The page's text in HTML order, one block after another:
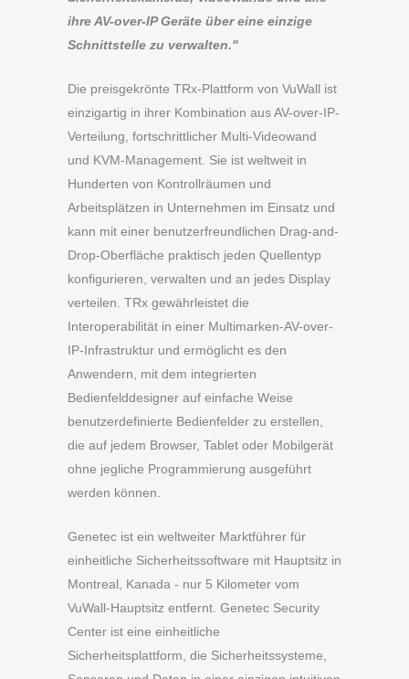
ihre AV-over-IP Geräte über eine einzige
Schnittstelle zu verwalten."
Die preisgekrönte TRx-Plattform von VuWall ist
einzigartig in ihrer Kombination aus AV-over-IP-
Verteilung, fortschrittlicher Multi-Videowand
und KVM-Management. Sie ist weltweit in
Hunderten von Kontrollräumen und
Arbeitsplätzen in Unternehmen im Einsatz und
kann mit einer benutzerfreundlichen Drag-and-
Drop-Oberfläche praktisch jeden Quellentyp
konfigurieren, verwalten und an jedes Display
verteilen. TRx gewährleistet die
Interoperabilität in einer Multimarken-AV-over-
IP-Infrastruktur und ermöglicht es den
Anwendern, mit dem integrierten
Bedienfelddesigner auf einfache Weise
benutzerdefinierte Bedienfelder zu erstellen,
die auf jedem Browser, Tablet oder Mobilgerät
ohne jegliche Programmierung ausgeführt
werden können.
Genetec ist ein weltweiter Marktführer für
einheitliche Sicherheitssoftware mit Hauptsitz in
Montreal, Kanada - nur 5 Kilometer vom
VuWall-Hauptsitz entfernt. Genetec Security
Center ist eine einheitliche
Sicherheitsplattform, die Sicherheitssysteme,